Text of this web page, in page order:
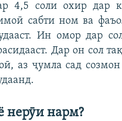
4,5 соли охир дар
сабти ном ва
Ин омор дар
Дар он сол
аз ҷумла сад
нерӯи нарм?